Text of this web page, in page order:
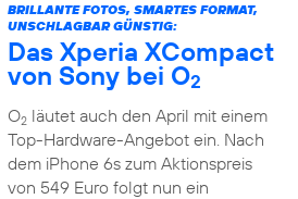
BRILLANTE FOTOS, SMARTES FORMAT,
UNSCHLAGBAR GÜNSTIG:
Das Xperia XCompact
von Sony bei O2
O2läutet auch den April mit einem
Top-Hardware-Angebot ein. Nach
dem iPhone 6s zum Aktionspreis
von 549 Euro folgt nun ein